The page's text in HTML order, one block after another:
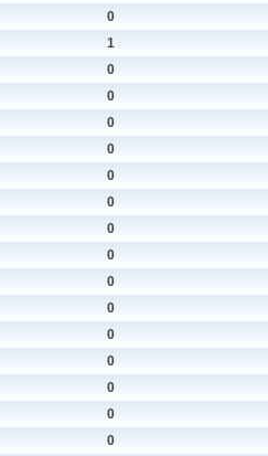
0
1
0
0
0
0
0
0
0
0
0
0
0
0
0
0
0